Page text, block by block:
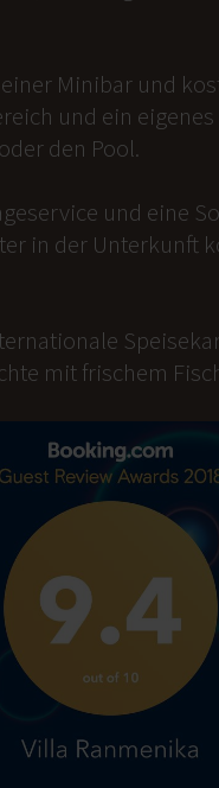
Minibar und
und ein
den Pool.
und eine
in der Unterkunft
mit frischem